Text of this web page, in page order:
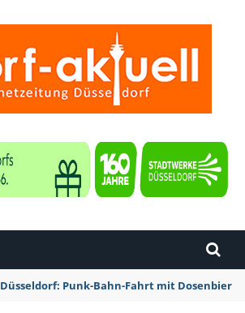
Düsseldorf: Punk-Bahn-Fahrt mit Dosenbier